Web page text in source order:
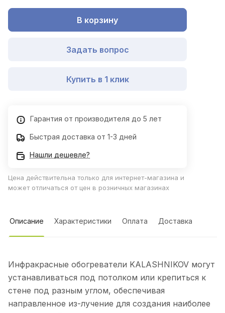
В корзину
Задать вопрос
Купить в 1 клик
Гарантия от производителя до 5 лет
Быстрая доставка от 1-3 дней
Нашли дешевле?
Цена действительна только для интернет-магазина и
может отличаться от цен в розничных магазинах
Описание Характеристики Оплата Доставка
Инфракрасные обогреватели KALASHNIKOV могут
устанавливаться под потолком или крепиться к
стене под разным углом, обеспечивая
направленное из-лучение для создания наиболее